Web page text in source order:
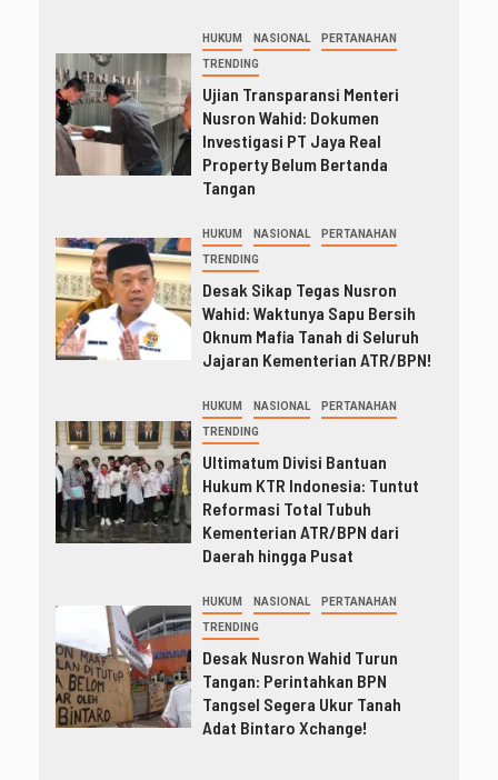
HUKUM NASIONAL PERTANAHAN
TRENDING
Ujian Transparansi Menteri
Nusron Wahid: Dokumen
Investigasi PT Jaya Real
Property Belum Bertanda
Tangan
HUKUM NASIONAL PERTANAHAN
TRENDING
Desak Sikap Tegas Nusron
Wahid: Waktunya Sapu Bersih
Oknum Mafia Tanah di Seluruh
Jajaran Kementerian ATR/BPN!
HUKUM NASIONAL PERTANAHAN
TRENDING
Ultimatum Divisi Bantuan
Hukum KTR Indonesia: Tuntut
Reformasi Total Tubuh
Kementerian ATR/BPN dari
Daerah hingga Pusat
HUKUM NASIONAL PERTANAHAN
TRENDING
Desak Nusron Wahid Turun
Tangan: Perintahkan BPN
Tangsel Segera Ukur Tanah
Adat Bintaro Xchange!